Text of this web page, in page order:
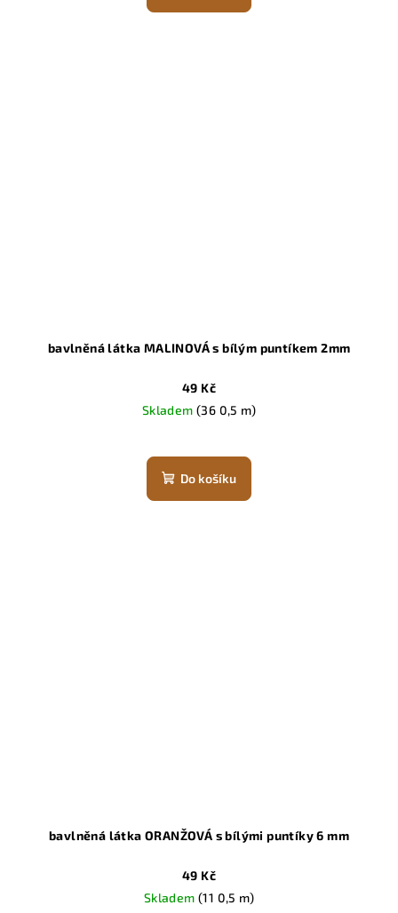
bavlněná látka MALINOVÁ s bílým puntíkem 2mm
49 Kč
Skladem(36 0,5 m)
Do košíku
bavlněná látka ORANŽOVÁ s bílými puntíky 6 mm
49 Kč
Skladem(11 0,5 m)